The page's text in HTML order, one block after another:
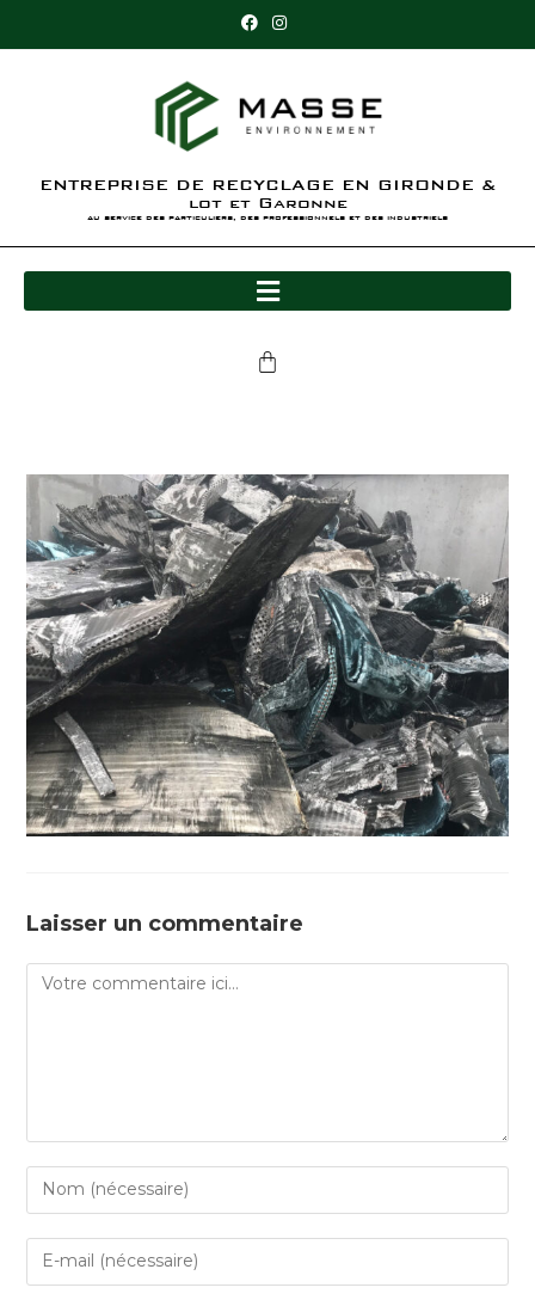
ENTREPRISE DE RECYCLAGE EN GIRONDE &
lot et Garonne
au service des particuliers, des professionnels et des industriels
Laisser un commentaire